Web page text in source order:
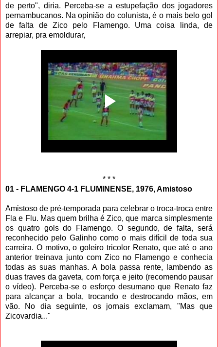
de perto", diria. Perceba-se a estupefação dos jogadores
pernambucanos. Na opinião do colunista, é o mais belo gol
de falta de Zico pelo Flamengo. Uma coisa linda, de
arrepiar, pra emoldurar,
* * *
01 - FLAMENGO 4-1 FLUMINENSE, 1976, Amistoso
Amistoso de pré-temporada para celebrar o troca-troca entre
Fla e Flu. Mas quem brilha é Zico, que marca simplesmente
os quatro gols do Flamengo. O segundo, de falta, será
reconhecido pelo Galinho como o mais difícil de toda sua
carreira. O motivo, o goleiro tricolor Renato, que até o ano
anterior treinava junto com Zico no Flamengo e conhecia
todas as suas manhas. A bola passa rente, lambendo as
duas traves da gaveta, com força e jeito (recomendo pausar
o vídeo). Perceba-se o esforço desumano que Renato faz
para alcançar a bola, trocando e destrocando mãos, em
vão. No dia seguinte, os jornais exclamam, "Mas que
Zicovardia..."